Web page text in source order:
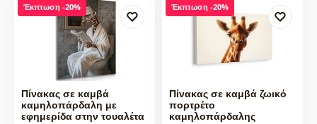
Έκπτωση -20%
Πίνακας σε καμβά
καμηλοπάρδαλη με
εφημερίδα στην τουαλέτα
Έκπτωση -20%
Πίνακας σε καμβά ζωικό
πορτρέτο
καμηλοπάρδαλης